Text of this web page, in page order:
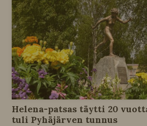
Helena-patsas täytti 20
tuli Pyhäjärven tunnus